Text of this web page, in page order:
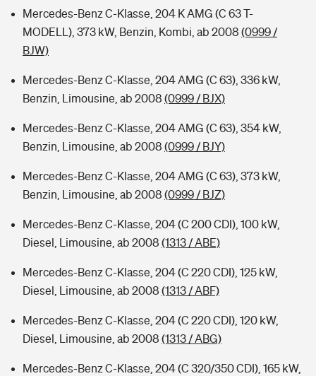
Mercedes-Benz C-Klasse, 204 K AMG (C 63 T-
MODELL), 373 kW, Benzin, Kombi, ab 2008 (0999 /
BJW)
Mercedes-Benz C-Klasse, 204 AMG (C 63), 336 kW,
Benzin, Limousine, ab 2008 (0999 / BJX)
Mercedes-Benz C-Klasse, 204 AMG (C 63), 354 kW,
Benzin, Limousine, ab 2008 (0999 / BJY)
Mercedes-Benz C-Klasse, 204 AMG (C 63), 373 kW,
Benzin, Limousine, ab 2008 (0999 / BJZ)
Mercedes-Benz C-Klasse, 204 (C 200 CDI), 100 kW,
Diesel, Limousine, ab 2008 (1313 / ABE)
Mercedes-Benz C-Klasse, 204 (C 220 CDI), 125 kW,
Diesel, Limousine, ab 2008 (1313 / ABF)
Mercedes-Benz C-Klasse, 204 (C 220 CDI), 120 kW,
Diesel, Limousine, ab 2008 (1313 / ABG)
Mercedes-Benz C-Klasse, 204 (C 320/350 CDI), 165 kW,